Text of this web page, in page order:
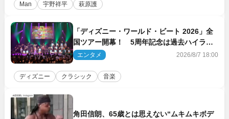
Man 宇野祥平 萩原護
「ディズニー・ワールド・ビート 2026」全
国ツアー開幕！ 5周年記念は過去ハイライ
ト＆クルーズ旅を大満喫！【潜入レポート】
エンタメ 2026/8/7 18:00
ディズニー クラシック 音楽
角田信朗、65歳とは思えない“ムキムキボデ